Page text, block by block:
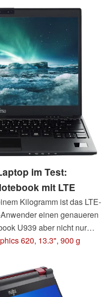
im Test:
mit LTE
Kilogramm ist das LTE-
einen genaueren
U939 aber nicht nur
leisten vermag, klären wir
620, 13.3", 900 g